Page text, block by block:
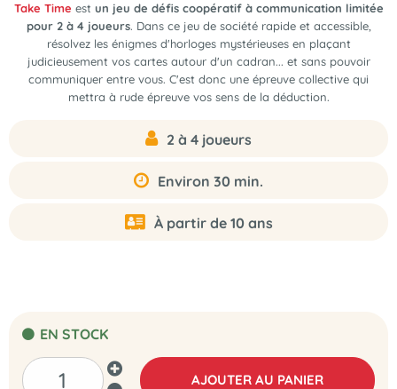
Take Time est un jeu de défis coopératif à communication limitée
pour 2 à 4 joueurs. Dans ce jeu de société rapide et accessible,
résolvez les énigmes d'horloges mystérieuses en plaçant
judicieusement vos cartes autour d'un cadran... et sans pouvoir
communiquer entre vous. C'est donc une épreuve collective qui
mettra à rude épreuve vos sens de la déduction.
2 à 4 joueurs
Environ 30 min.
À partir de 10 ans
EN STOCK
AJOUTER AU PANIER